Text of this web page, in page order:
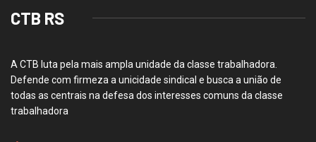
CTB RS
A CTB luta pela mais ampla unidade da classe trabalhadora.
Defende com firmeza a unicidade sindical e busca a união de
todas as centrais na defesa dos interesses comuns da classe
trabalhadora